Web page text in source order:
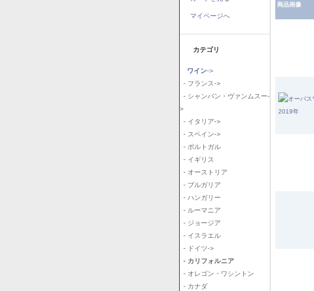
マイページへ
カテゴリ
ワイン->
- フランス->
- シャンパン・ヴァンムスー-
>
- イタリア->
- スペイン->
- ポルトガル
- イギリス
- オーストリア
- ブルガリア
- ハンガリー
- ルーマニア
- ジョージア
- イスラエル
- ドイツ->
- カリフォルニア
- オレゴン・ワシントン
- カナダ
商品画像